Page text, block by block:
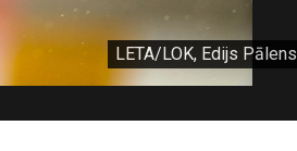
LETA/LOK, Edijs Pālens